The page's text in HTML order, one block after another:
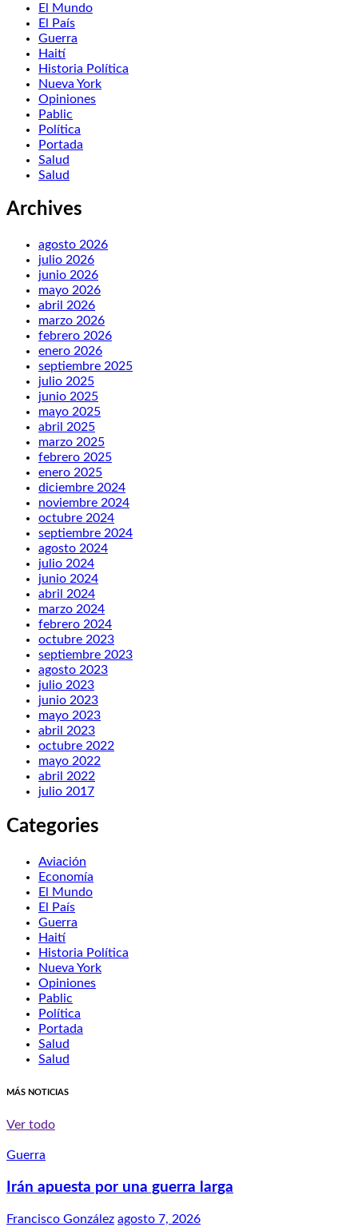
El Mundo
El País
Guerra
Haití
Historia Política
Nueva York
Opiniones
Pablic
Política
Portada
Salud
Salud
Archives
agosto 2026
julio 2026
junio 2026
mayo 2026
abril 2026
marzo 2026
febrero 2026
enero 2026
septiembre 2025
julio 2025
junio 2025
mayo 2025
abril 2025
marzo 2025
febrero 2025
enero 2025
diciembre 2024
noviembre 2024
octubre 2024
septiembre 2024
agosto 2024
julio 2024
junio 2024
abril 2024
marzo 2024
febrero 2024
octubre 2023
septiembre 2023
agosto 2023
julio 2023
junio 2023
mayo 2023
abril 2023
octubre 2022
mayo 2022
abril 2022
julio 2017
Categories
Aviación
Economía
El Mundo
El País
Guerra
Haití
Historia Política
Nueva York
Opiniones
Pablic
Política
Portada
Salud
Salud
MÁS NOTICIAS
Ver todo
Guerra
Irán apuesta por una guerra larga
Francisco González agosto 7, 2026